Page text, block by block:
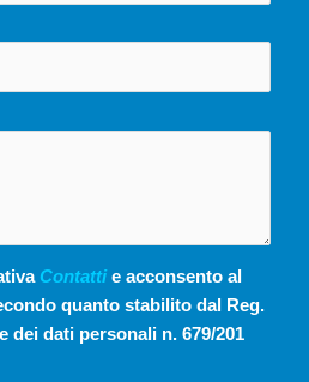
Contattie acconsento al
quanto stabilito dal Reg.
dei dati personali n. 679/201